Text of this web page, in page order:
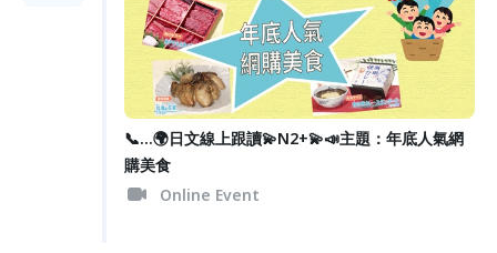
📞...🌍日文線上跟讀💫N2+💫📣主題：年底人氣網
購美食
Online Event